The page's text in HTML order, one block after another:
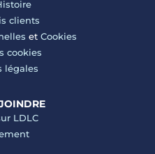
clients
et Cookies
cookies
légales
LDLC